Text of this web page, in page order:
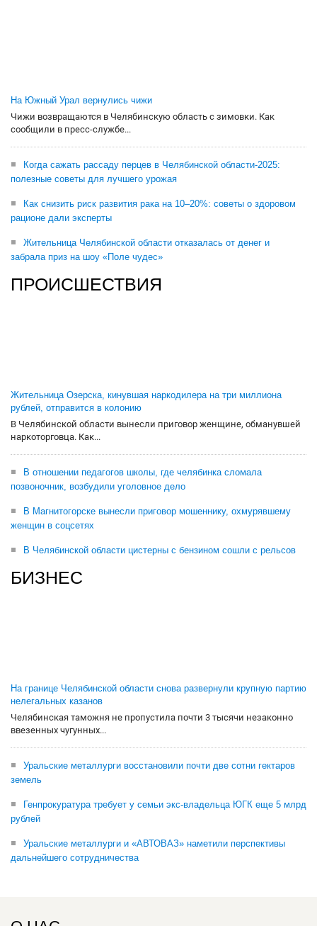
На Южный Урал вернулись чижи
Чижи возвращаются в Челябинскую область с зимовки. Как
сообщили в пресс-службе...
Когда сажать рассаду перцев в Челябинской области-2025:
полезные советы для лучшего урожая
Как снизить риск развития рака на 10–20%: советы о здоровом
рационе дали эксперты
Жительница Челябинской области отказалась от денег и
забрала приз на шоу «Поле чудес»
ПРОИСШЕСТВИЯ
Жительница Озерска, кинувшая наркодилера на три миллиона
рублей, отправится в колонию
В Челябинской области вынесли приговор женщине, обманувшей
наркоторговца. Как...
В отношении педагогов школы, где челябинка сломала
позвоночник, возбудили уголовное дело
В Магнитогорске вынесли приговор мошеннику, охмурявшему
женщин в соцсетях
В Челябинской области цистерны с бензином сошли с рельсов
БИЗНЕС
На границе Челябинской области снова развернули крупную партию
нелегальных казанов
Челябинская таможня не пропустила почти 3 тысячи незаконно
ввезенных чугунных...
Уральские металлурги восстановили почти две сотни гектаров
земель
Генпрокуратура требует у семьи экс-владельца ЮГК еще 5 млрд
рублей
Уральские металлурги и «АВТОВАЗ» наметили перспективы
дальнейшего сотрудничества